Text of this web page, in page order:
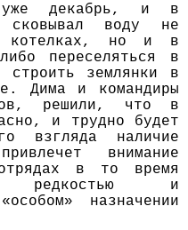
декабрь, и в
сковывал воду не
котелках, но и в
переселяться в
строить землянки в
Дима и командиры
решили, что в
и трудно будет
взгляда наличие
внимание
в то время
редкостью и
назначении